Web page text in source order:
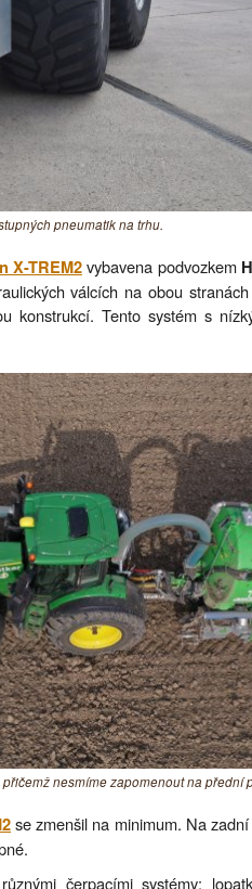
pneumatik na trhu.
X-TREM2vybavena podvozkem
válcích na obou
konstrukcí. Tento systém s
nesmíme zapomenout na přední
se zmenšil na minimum. Na
čerpacími systémy: